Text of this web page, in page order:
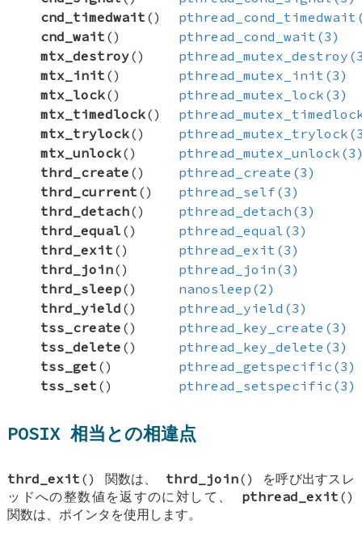
cnd_timedwait ()
cnd_wait ()
pthread_cond_wait(3)
mtx_destroy()
mtx_init ()
pthread_mutex_init(3)
mtx_lock()
pthread_mutex_lock(3)
mtx_timedlock()
mtx_trylock()
mtx_unlock()
thrd_create ()
pthread_create(3)
thrd_current ()
pthread_self(3)
thrd_detach()
pthread_detach(3)
thrd_equal ()
pthread_equal(3)
thrd_exit ()
pthread_exit(3)
thrd_join()
pthread_join(3)
thrd_sleep()
nanosleep(2)
thrd_yield ()
pthread_yield(3)
tss_create ()
pthread_key_create(3)
tss_delete ()
pthread_key_delete(3)
tss_get ()
pthread_getspecific(3)
tss_set () pthread_setspecific(3)
POSIX 相当との相違点
thrd_exit () 関数は、 thrd_join() を呼び出すスレ
ッドへの整数値を返すのに対して、 pthread_exit ()
関数は、ポインタを使用します。